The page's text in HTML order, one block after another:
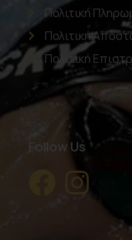
Πολιτική
Πολιτική
Πολιτική
Follow Us